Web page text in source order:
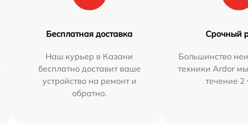
Бесплатная доставка
Наш курьер в Казани
бесплатно доставит ваше
устройство на ремонт и
обратно.
Срочный
Большинство
техники Ardor
течение 2